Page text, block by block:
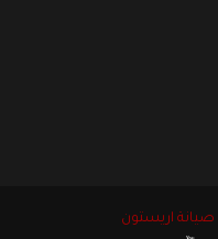
صيانة اريستون